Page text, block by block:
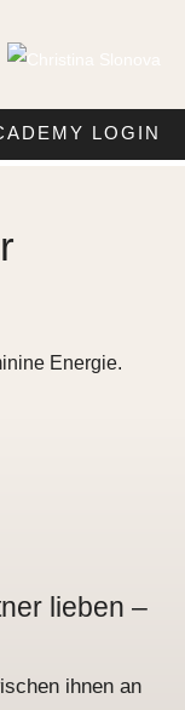
LOGIN
Energie.
lieben –
ihnen an